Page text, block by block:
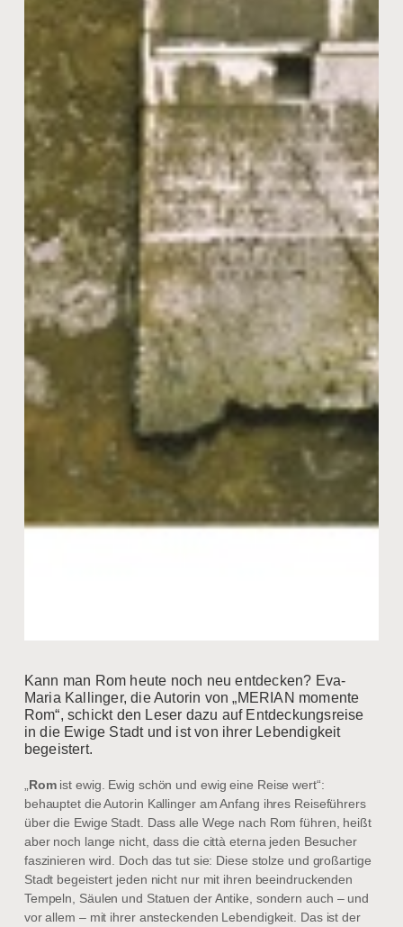
Kann man Rom heute noch neu entdecken? Eva-
Maria Kallinger, die Autorin von „MERIAN momente
Rom“, schickt den Leser dazu auf Entdeckungsreise
in die Ewige Stadt und ist von ihrer Lebendigkeit
begeistert.
Romist ewig. Ewig schön und ewig eine Reise wert“:
behauptet die Autorin Kallinger am Anfang ihres Reiseführers
über die Ewige Stadt. Dass alle Wege nach Rom führen, heißt
aber noch lange nicht, dass die città eterna jeden Besucher
faszinieren wird. Doch das tut sie: Diese stolze und großartige
Stadt begeistert jeden nicht nur mit ihren beeindruckenden
Tempeln, Säulen und Statuen der Antike, sondern auch – und
vor allem – mit ihrer ansteckenden Lebendigkeit. Das ist der